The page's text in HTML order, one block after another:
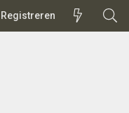
Registreren